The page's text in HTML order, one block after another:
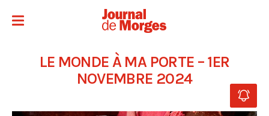
LE MONDE À MA PORTE – 1ER
NOVEMBRE 2024